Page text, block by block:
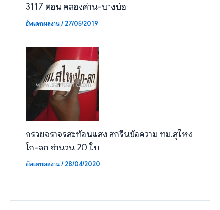
3117 ตอน คลองด่าน-บางบ่อ
อัพเดทผลงาน/27/05/2019
กรวยจราจรสะท้อนแสง สกรีนข้อความ ทม.สุไหง
โก-ลก จำนวน 20 ใบ
อัพเดทผลงาน/28/04/2020